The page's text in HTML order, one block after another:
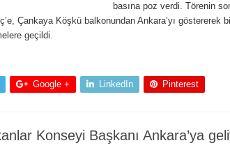
basına poz verdi. Törenin
Çankaya Köşkü balkonundan Ankara’yı göstererek
geçildi.
Google + LinkedIn Pinterest
Konseyi Başkanı Ankara’ya